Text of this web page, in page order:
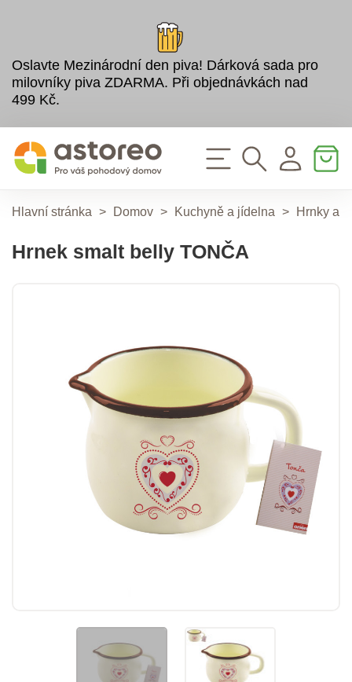
Oslavte Mezinárodní den piva! Dárková sada pro
milovníky piva ZDARMA. Při objednávkách nad
499 Kč.
Hlavní stránka > Domov > Kuchyně a jídelna > Hrnky a
Hrnek smalt belly TONČA